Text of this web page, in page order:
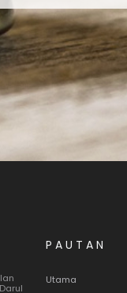
PAUTAN
Utama